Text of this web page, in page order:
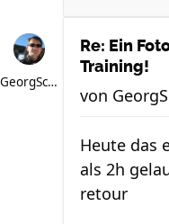
GeorgSchoenegger
Re: Ein
Training!
von
Heute das
als 2h
retour